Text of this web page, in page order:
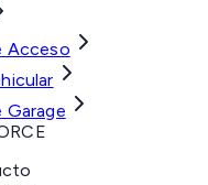
Acceso
Garage